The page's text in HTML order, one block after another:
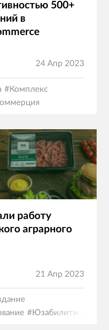
500+
в
24 Апр 2023
#Комплекс
работу
аграрного
21 Апр 2023
#Юзабилити